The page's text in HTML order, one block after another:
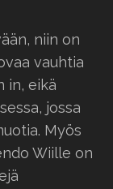
niin on
vauhtia
in, eikä
jossa
Myös
Wiille on